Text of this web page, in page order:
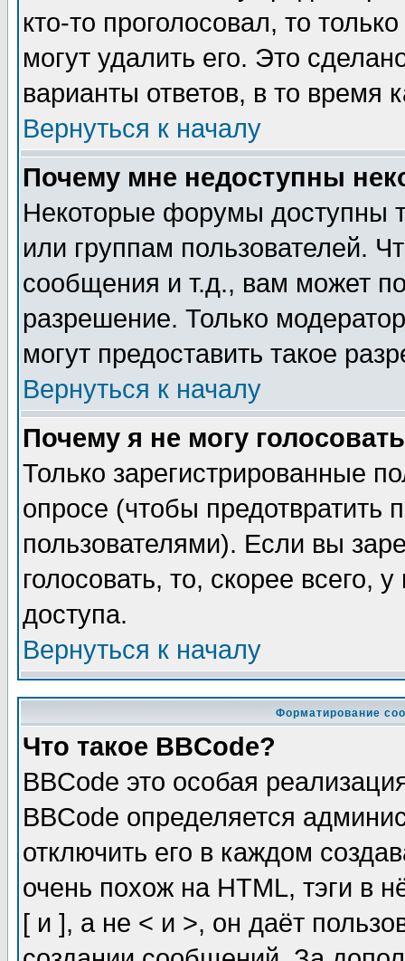
кто-то проголосовал, то
могут удалить его. Это
варианты ответов, в то время
Вернуться к началу
Почему мне недоступны
Некоторые форумы доступны
или группам пользователей.
сообщения и т.д., вам может
разрешение. Только
могут предоставить такое
Вернуться к началу
Почему я не могу
Только зарегистрированные
опросе (чтобы предотвратить
пользователями). Если вы
голосовать, то, скорее всего,
доступа.
Вернуться к началу
Форматирование
Что такое BBCode?
BBCode это особая
BBCode определяется
отключить его в каждом
очень похож на HTML, тэги в
[ и ], а не < и >, он даёт